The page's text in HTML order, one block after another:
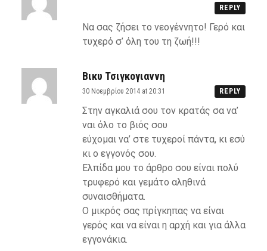
REPLY
Να σας ζήσει το νεογέννητο! Γερό και
τυχερό σ’ όλη του τη ζωή!!!
Βικυ Τσιγκογιαννη
30 Νοεμβρίου 2014 at 20:31 REPLY
Στην αγκαλιά σου τον κρατάς σα να’
ναι όλο το βιός σου
εύχομαι να’ στε τυχεροί πάντα, κι εσύ
κι ο εγγονός σου.
Ελπίδα μου το άρθρο σου είναι πολύ
τρυφερό και γεμάτο αληθινά
συναισθήματα.
Ο μικρός σας πρίγκηπας να είναι
γερός και να είναι η αρχή και για άλλα
εγγονάκια.